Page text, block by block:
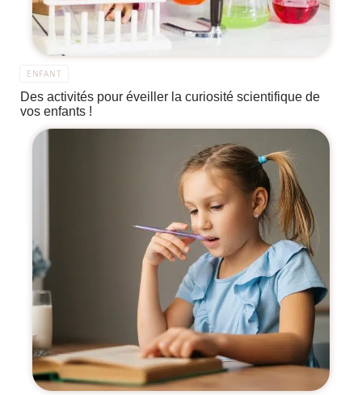
ENFANT
Des activités pour éveiller la curiosité scientifique de
vos enfants !